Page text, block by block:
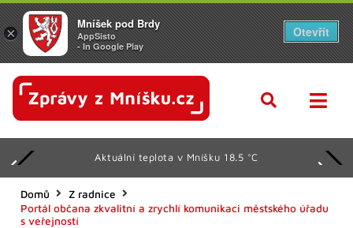
Aktuální teplota v Mníšku 18.5 °C
Domů
Z radnice
Portál občana zkvalitní a zrychlí komunikaci městského úřadu
s veřejností
×
Mníšek pod Brdy
AppSisto
- In Google Play
Otevřít